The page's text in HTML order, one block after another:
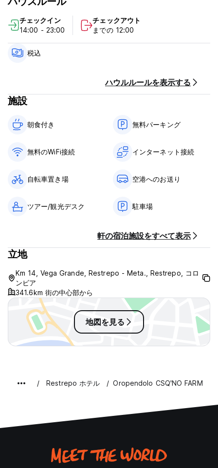
キャンセルポリシー：ご到着の2日前まで。キャンセルが遅れた
金されます。
チェックインは14:00から23:00まで
11:00までにチェックアウト
24時間受付。
門限なし
language)
チェックイン
14:00 - 23:00
チェックアウト
までの 12:00
税込
ハウルルールを表示する
施設
朝食付き‎ 無料パーキング
無料のWiFi接続 インターネット接続
自転車置き場 空港へのお送り
ツアー/観光デスク 駐車場
軒の宿泊施設をすべて表示
立地
Km 14, Vega Grande, Restrepo - Meta., Restrepo, コロ
ンビア
341.6km 街の中心部から
地図を見る
Restrepo ホテル Oropendolo CSQ'NO FARM